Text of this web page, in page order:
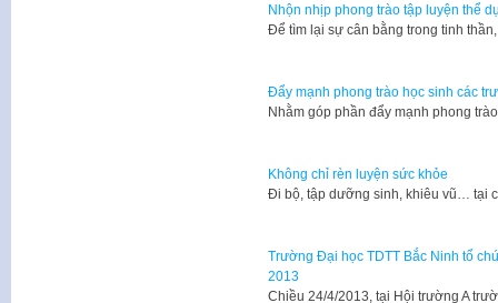
Nhộn nhịp phong trào tập luyện thể
Để tìm lại sự cân bằng trong tinh
Đẩy mạnh phong trào học sinh các
Nhằm góp phần đẩy mạnh phong
Không chỉ rèn luyện sức khỏe
Đi bộ, tập dưỡng sinh, khiêu vũ… tại
Trường Đại học TDTT Bắc Ninh tổ
2013
​Chiều 24/4/2013, tại Hội trường A